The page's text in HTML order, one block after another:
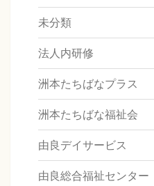
未分類
法人内研修
洲本たちばなプラス
洲本たちばな福祉会
由良デイサービス
由良総合福祉センター